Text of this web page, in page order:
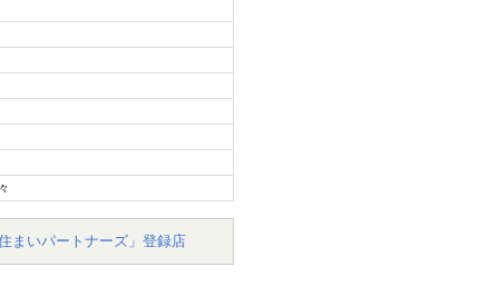
まいパートナーズ」登録店